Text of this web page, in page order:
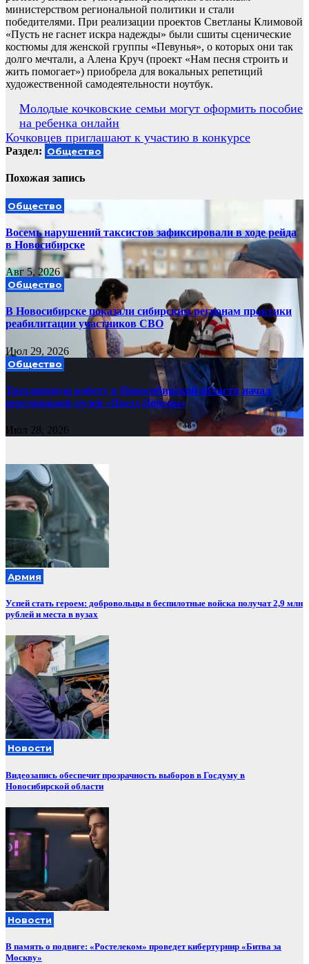
министерством региональной политики и стали
победителями. При реализации проектов Светланы Климовой
«Пусть не гаснет искра надежды» были сшиты сценические
костюмы для женской группы «Певунья», о которых они так
долго мечтали, а Алена Круч (проект «Нам песня строить и
жить помогает») приобрела для вокальных репетиций
художественной самодеятельности ноутбук.
Навигация
по
записям
Молодые кочковские семьи могут оформить пособие
на ребенка онлайн
Кочковцев приглашают к участию в конкурсе
Раздел: Общество
Похожая запись
Общество
Восемь нарушений таксистов зафиксировали в ходе рейда
в Новосибирске
Авг 5, 2026
Общество
В Новосибирске показали сибирским регионам практики
реабилитации участников СВО
Июл 29, 2026
Общество
Трехдневную работу в Новосибирской области начал
передвижной музей «Поезд Победы»
Июл 28, 2026
Армия
Успей стать героем: добровольцы в беспилотные войска получат 2,9 млн
рублей и места в вузах
Новости
Видеозапись обеспечит прозрачность выборов в Госдуму в
Новосибирской области
Новости
В память о подвиге: «Ростелеком» проведет кибертурнир «Битва за
Москву»